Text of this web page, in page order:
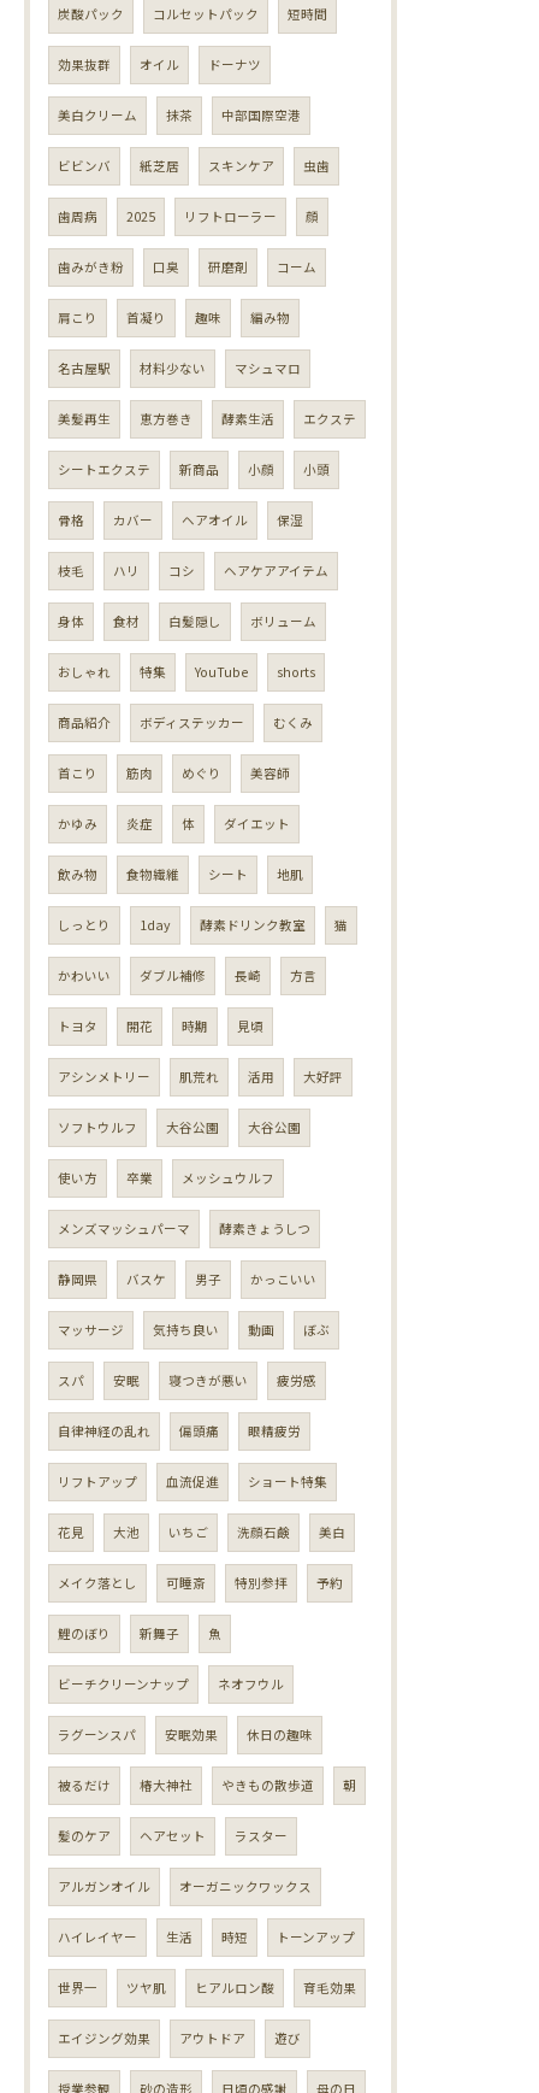
炭酸パック コルセットパック 短時間
効果抜群 オイル ドーナツ
美白クリーム 抹茶 中部国際空港
ビビンバ 紙芝居 スキンケア 虫歯
歯周病 2025 リフトローラー 顔
歯みがき粉 口臭 研磨剤 コーム
肩こり 首凝り 趣味 編み物
名古屋駅 材料少ない マシュマロ
美髪再生 恵方巻き 酵素生活 エクステ
シートエクステ 新商品 小顔 小頭
骨格 カバー ヘアオイル 保湿
枝毛 ハリ コシ ヘアケアアイテム
身体 食材 白髪隠し ボリューム
おしゃれ 特集 YouTube shorts
商品紹介 ボディステッカー むくみ
首こり 筋肉 めぐり 美容師
かゆみ 炎症 体 ダイエット
飲み物 食物繊維 シート 地肌
しっとり 1day 酵素ドリンク教室 猫
かわいい ダブル補修 長崎 方言
トヨタ 開花 時期 見頃
アシンメトリー 肌荒れ 活用 大好評
ソフトウルフ 大谷公園 大谷公園
使い方 卒業 メッシュウルフ
メンズマッシュパーマ 酵素きょうしつ
静岡県 バスケ 男子 かっこいい
マッサージ 気持ち良い 動画 ぼぶ
スパ 安眠 寝つきが悪い 疲労感
自律神経の乱れ 偏頭痛 眼精疲労
リフトアップ 血流促進 ショート特集
花見 大池 いちご 洗顔石鹸 美白
メイク落とし 可睡斎 特別参拝 予約
鯉のぼり 新舞子 魚
ビーチクリーンナップ ネオフウル
ラグーンスパ 安眠効果 休日の趣味
被るだけ 椿大神社 やきもの散歩道 朝
髪のケア ヘアセット ラスター
アルガンオイル オーガニックワックス
ハイレイヤー 生活 時短 トーンアップ
世界一 ツヤ肌 ヒアルロン酸 育毛効果
エイジング効果 アウトドア 遊び
授業参観 砂の造形 日頃の感謝 母の日